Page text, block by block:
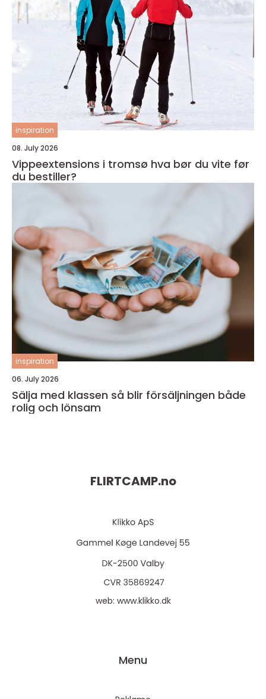
inspiration
08. July 2026
Vippeextensions i tromsø hva bør du vite før
du bestiller?
inspiration
06. July 2026
Sälja med klassen så blir försäljningen både
rolig och lönsam
FLIRTCAMP.no
web: www.klikko.dk
Menu